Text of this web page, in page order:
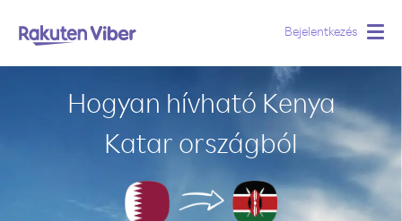
Bejelentkezés
Hogyan hívható Kenya
Katar országból